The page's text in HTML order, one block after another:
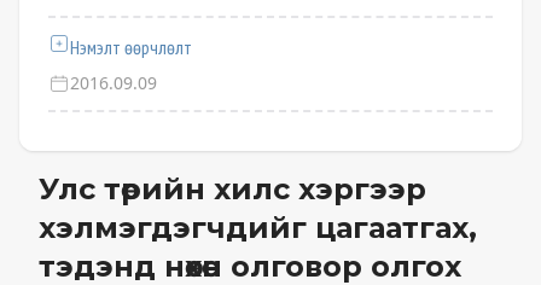
Нэмэлт өөрчлөлт
2016.09.09
Улс төрийн хилс хэргээр
хэлмэгдэгчдийг цагаатгах,
тэдэнд нөхөн олговор олгох